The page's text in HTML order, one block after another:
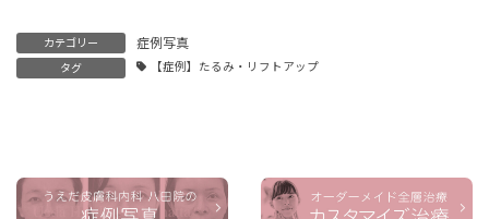
カテゴリー 症例写真
タグ 【症例】たるみ・リフトアップ